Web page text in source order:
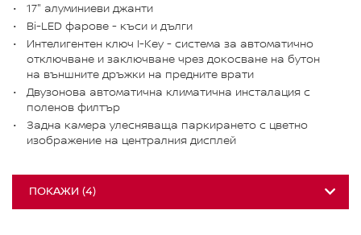
17" алуминиеви джанти
Bi-LED фарове - къси и дълги
Интелигентен ключ I-Key - система за автоматично
отключване и заключване чрез докосване на бутон
на външните дръжки на предните врати
Двузонова автоматична климатична инсталация с
поленов филтър
Задна камера улесняваща паркирането с цветно
изображение на централния дисплей
ПОКАЖИ (4)